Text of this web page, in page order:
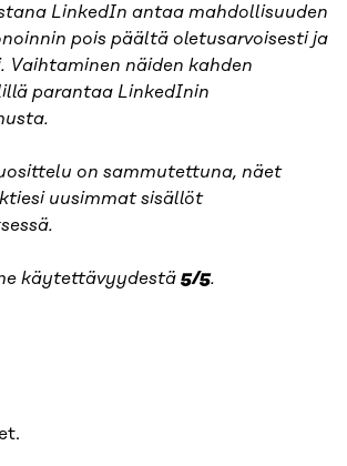
LinkedIn antaa mahdollisuuden
pois päältä oletusarvoisesti ja
Vaihtaminen näiden kahden
parantaa LinkedInin
on sammutettuna, näet
uusimmat sisällöt
käytettävyydestä 5/5.